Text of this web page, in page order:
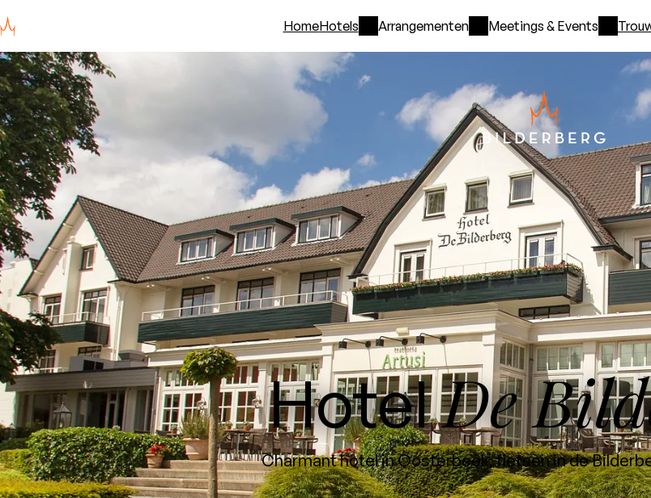
HomeHotels Arrangementen Meetings & Events
HotelDe
Charmant hotel in Oosterbeek, fietsen in de